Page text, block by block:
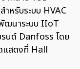
หรับระบบ HVAC
ฒนาระบบ IIoT
รนด์ Danfoss โดย
แสดงที่ Hall